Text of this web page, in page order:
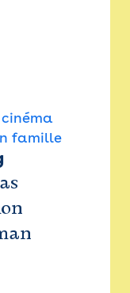
cinéma
famille